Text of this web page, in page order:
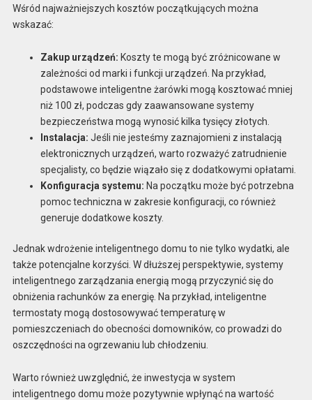
Wśród najważniejszych kosztów początkujących można
wskazać:
Zakup urządzeń: Koszty te mogą być zróżnicowane w
zależności od marki i funkcji urządzeń. Na przykład,
podstawowe inteligentne żarówki mogą kosztować mniej
niż 100 zł, podczas gdy zaawansowane systemy
bezpieczeństwa mogą wynosić kilka tysięcy złotych.
Instalacja: Jeśli nie jesteśmy zaznajomieni z instalacją
elektronicznych urządzeń, warto rozważyć zatrudnienie
specjalisty, co będzie wiązało się z dodatkowymi opłatami.
Konfiguracja systemu: Na początku może być potrzebna
pomoc techniczna w zakresie konfiguracji, co również
generuje dodatkowe koszty.
Jednak wdrożenie inteligentnego domu to nie tylko wydatki, ale
także potencjalne korzyści. W dłuższej perspektywie, systemy
inteligentnego zarządzania energią mogą przyczynić się do
obniżenia rachunków za energię. Na przykład, inteligentne
termostaty mogą dostosowywać temperaturę w
pomieszczeniach do obecności domowników, co prowadzi do
oszczędności na ogrzewaniu lub chłodzeniu.
Warto również uwzględnić, że inwestycja w system
inteligentnego domu może pozytywnie wpłynąć na wartość